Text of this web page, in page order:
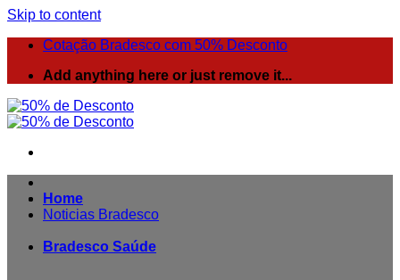
Skip to content
Cotação Bradesco com 50% Desconto
Add anything here or just remove it...
Noticias Bradesco
Home
Bradesco Saúde